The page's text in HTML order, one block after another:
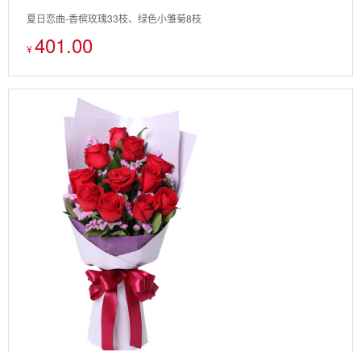
夏日恋曲-香槟玫瑰33枝、绿色小雏菊8枝
¥401.00